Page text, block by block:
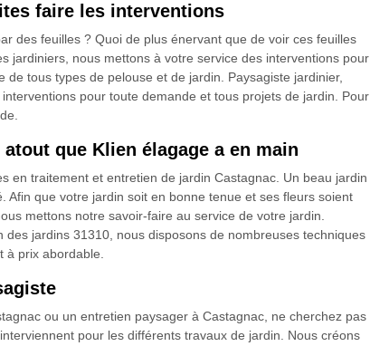
faire les interventions
des feuilles ? Quoi de plus énervant que de voir ces feuilles
jardiniers, nous mettons à votre service des interventions pour
tous types de pelouse et de jardin. Paysagiste jardinier,
pour toute demande et tous projets de jardin. Pour
que Klien élagage a en main
en traitement et entretien de jardin Castagnac. Un beau jardin
Afin que votre jardin soit en bonne tenue et ses fleurs soient
mettons notre savoir-faire au service de votre jardin.
des jardins 31310, nous disposons de nombreuses techniques
prix abordable.
ou un entretien paysager à Castagnac, ne cherchez pas
pour les différents travaux de jardin. Nous créons